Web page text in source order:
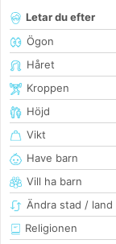
Letar du efter
Ögon
Håret
Kroppen
Höjd
Vikt
Have barn
Vill ha barn
Ändra stad /
Religionen